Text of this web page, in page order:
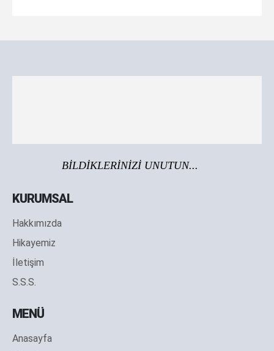
BİLDİKLERİNİZİ UNUTUN...
KURUMSAL
Hakkımızda
Hikayemiz
İletişim
S.S.S.
MENÜ
Anasayfa